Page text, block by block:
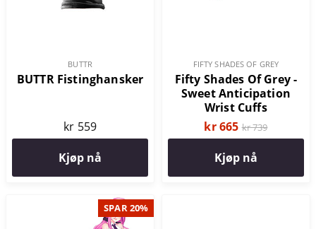
BUTTR
BUTTR Fistinghansker
kr 559
Kjøp nå
FIFTY SHADES OF GREY
Fifty Shades Of Grey -
Sweet Anticipation
Wrist Cuffs
kr 665 kr 739
Kjøp nå
SPAR 20%